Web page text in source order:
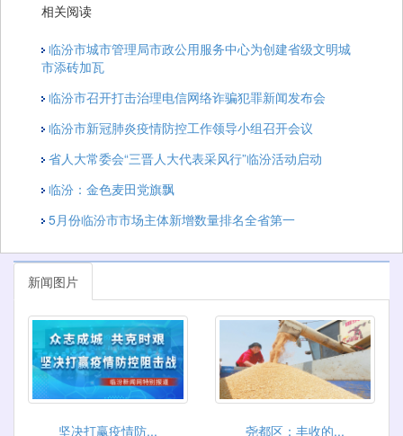
相关阅读
临汾市城市管理局市政公用服务中心为创建省级文明城
市添砖加瓦
临汾市召开打击治理电信网络诈骗犯罪新闻发布会
临汾市新冠肺炎疫情防控工作领导小组召开会议
省人大常委会“三晋人大代表采风行”临汾活动启动
临汾：金色麦田党旗飘
5月份临汾市市场主体新增数量排名全省第一
新闻图片
坚决打赢疫情防... 尧都区：丰收的...